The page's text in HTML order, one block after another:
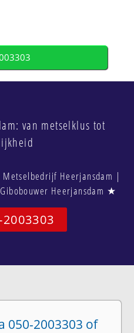
van metselklus tot
Heerjansdam |
Heerjansdam ★
050-2003303 of